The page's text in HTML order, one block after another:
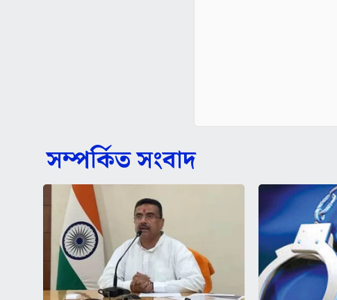
সম্পর্কিত সংবাদ